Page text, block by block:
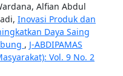
Alfian Abdul
Inovasi Produk dan
Daya Saing
, J-ABDIPAMAS
Vol. 9 No. 2